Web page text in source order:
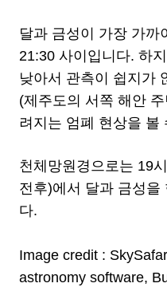
달과 금성이 가장 가까
21:30 사이입니다. 하
낮아서 관측이 쉽지가
(제주도의 서쪽 해안
려지는 엄폐 현상을 볼
천체망원경으로는 19
전후)에서 달과 금성을
다.
Image credit :
astronomy software,